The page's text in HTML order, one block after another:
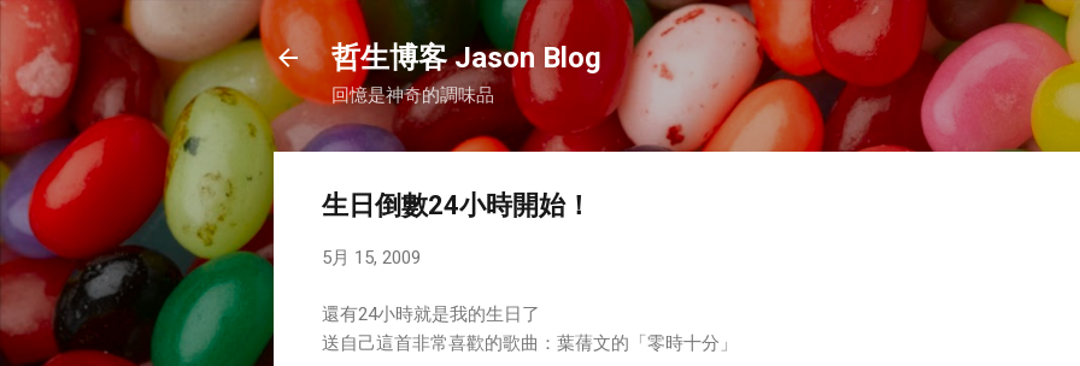
跳到主要內容
哲生博客 Jason Blog
回憶是神奇的調味品
生日倒數24小時開始！
5月 15, 2009
還有24小時就是我的生日了
送自己這首非常喜歡的歌曲：葉蒨文的「零時十分」